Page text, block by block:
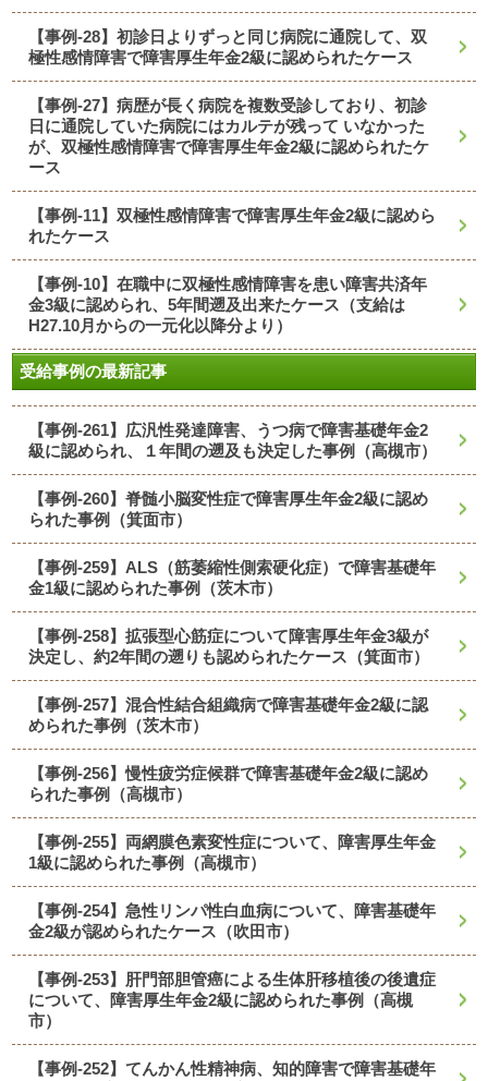
【事例-28】初診日よりずっと同じ病院に通院して、双
極性感情障害で障害厚生年金2級に認められたケース
【事例-27】病歴が長く病院を複数受診しており、初診
日に通院していた病院にはカルテが残って いなかった
が、双極性感情障害で障害厚生年金2級に認められたケ
ース
【事例-11】双極性感情障害で障害厚生年金2級に認めら
れたケース
【事例-10】在職中に双極性感情障害を患い障害共済年
金3級に認められ、5年間遡及出来たケース（支給は
H27.10月からの一元化以降分より）
受給事例の最新記事
【事例-261】広汎性発達障害、うつ病で障害基礎年金2
級に認められ、１年間の遡及も決定した事例（高槻市）
【事例-260】脊髄小脳変性症で障害厚生年金2級に認め
られた事例（箕面市）
【事例-259】ALS（筋萎縮性側索硬化症）で障害基礎年
金1級に認められた事例（茨木市）
【事例-258】拡張型心筋症について障害厚生年金3級が
決定し、約2年間の遡りも認められたケース（箕面市）
【事例-257】混合性結合組織病で障害基礎年金2級に認
められた事例（茨木市）
【事例-256】慢性疲労症候群で障害基礎年金2級に認め
られた事例（高槻市）
【事例-255】両網膜色素変性症について、障害厚生年金
1級に認められた事例（高槻市）
【事例-254】急性リンパ性白血病について、障害基礎年
金2級が認められたケース（吹田市）
【事例-253】肝門部胆管癌による生体肝移植後の後遺症
について、障害厚生年金2級に認められた事例（高槻
市）
【事例-252】てんかん性精神病、知的障害で障害基礎年